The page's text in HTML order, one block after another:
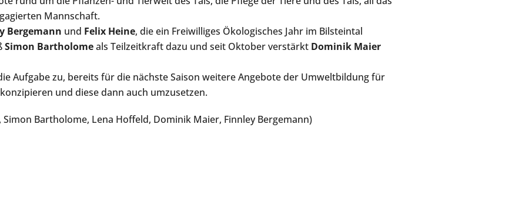
Mannschaft.
Bergemann und Felix Heine, die ein Freiwilliges Ökologisches Jahr im Bilsteintal
Simon Bartholomeals Teilzeitkraft dazu und seit Oktober verstärkt Dominik Maier
Aufgabe zu, bereits für die nächste Saison weitere Angebote der Umweltbildung für
und diese dann auch umzusetzen.
Simon Bartholome, Lena Hoffeld, Dominik Maier, Finnley Bergemann)